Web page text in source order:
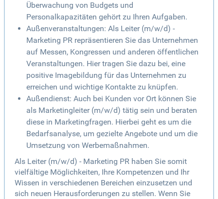
Überwachung von Budgets und
Personalkapazitäten gehört zu Ihren Aufgaben.
Außenveranstaltungen: Als Leiter (m/w/d) -
Marketing PR repräsentieren Sie das Unternehmen
auf Messen, Kongressen und anderen öffentlichen
Veranstaltungen. Hier tragen Sie dazu bei, eine
positive Imagebildung für das Unternehmen zu
erreichen und wichtige Kontakte zu knüpfen.
Außendienst: Auch bei Kunden vor Ort können Sie
als Marketingleiter (m/w/d) tätig sein und beraten
diese in Marketingfragen. Hierbei geht es um die
Bedarfsanalyse, um gezielte Angebote und um die
Umsetzung von Werbemaßnahmen.
Als Leiter (m/w/d) - Marketing PR haben Sie somit
vielfältige Möglichkeiten, Ihre Kompetenzen und Ihr
Wissen in verschiedenen Bereichen einzusetzen und
sich neuen Herausforderungen zu stellen. Wenn Sie